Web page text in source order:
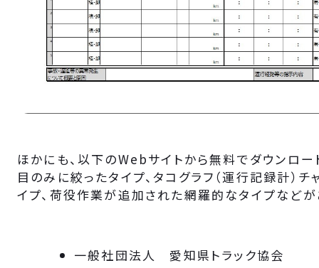
ほかにも、以下のWebサイトから無料でダウンロ
目のみに絞ったタイプ、タコグラフ（運行記録計）
イプ、荷役作業が追加された網羅的なタイプなどが
一般社団法人 愛知県トラック協会